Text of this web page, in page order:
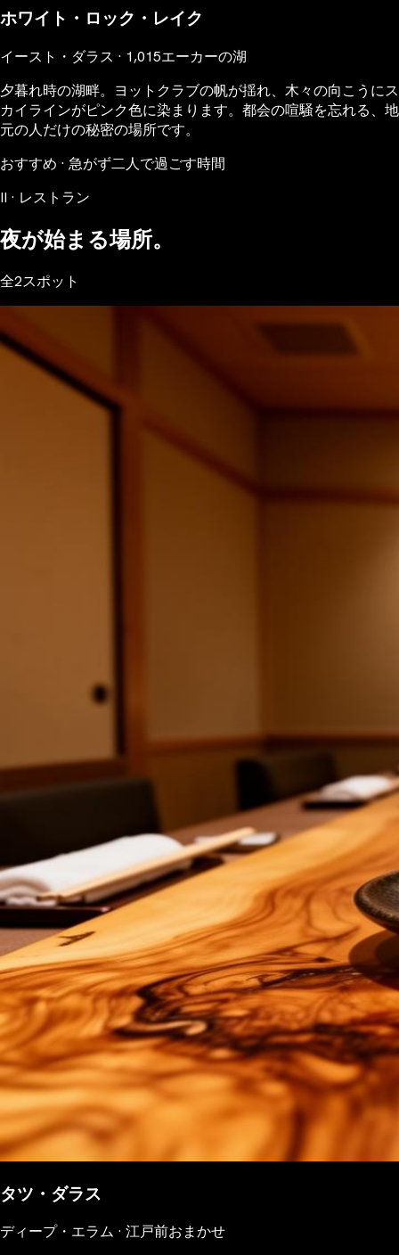
ホワイト・ロック・レイク
イースト・ダラス · 1,015エーカーの湖
夕暮れ時の湖畔。ヨットクラブの帆が揺れ、木々の向こうにス
カイラインがピンク色に染まります。都会の喧騒を忘れる、地
元の人だけの秘密の場所です。
おすすめ · 急がず二人で過ごす時間
II · レストラン
夜が始まる場所。
全2スポット
タツ・ダラス
ディープ・エラム · 江戸前おまかせ